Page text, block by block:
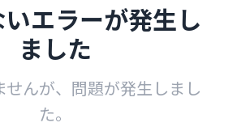
エラーが発生し
ました
せんが、問題が発生しまし
た。